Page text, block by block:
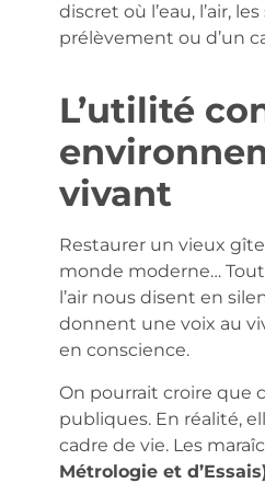
discret où l’eau, l’air,
prélèvement ou d’un
L’utilité
vivant
Restaurer un vieux
monde moderne…
l’air nous disent en
donnent une voix au
en conscience.
On pourrait croire que
publiques. En réalité,
cadre de vie. Les
Métrologie et